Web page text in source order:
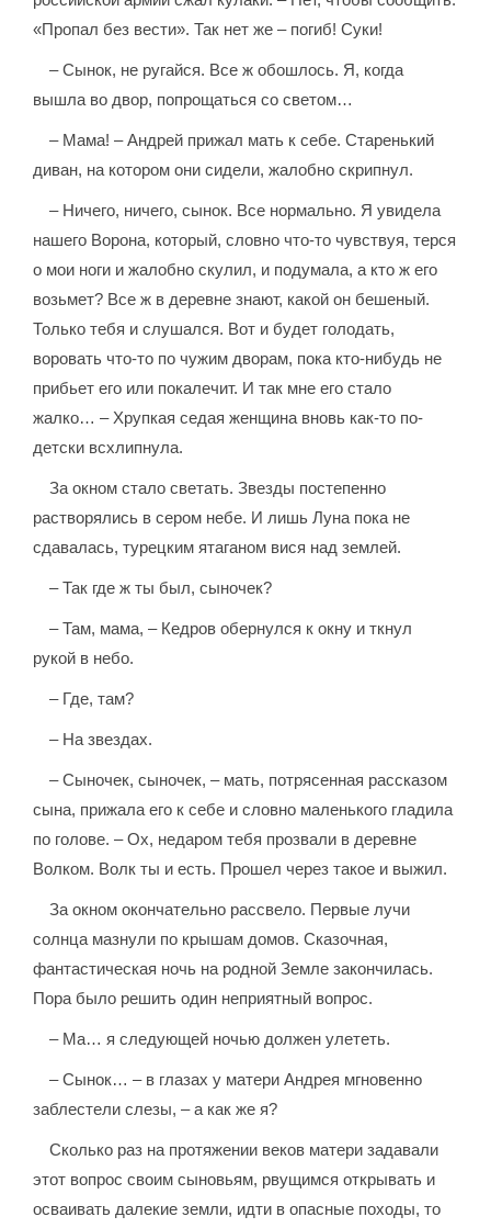
«Пропал без вести». Так нет же – погиб! Суки!
– Сынок, не ругайся. Все ж обошлось. Я, когда
вышла во двор, попрощаться со светом…
– Мама! – Андрей прижал мать к себе. Старенький
диван, на котором они сидели, жалобно скрипнул.
– Ничего, ничего, сынок. Все нормально. Я увидела
нашего Ворона, который, словно что-то чувствуя, терся
о мои ноги и жалобно скулил, и подумала, а кто ж его
возьмет? Все ж в деревне знают, какой он бешеный.
Только тебя и слушался. Вот и будет голодать,
воровать что-то по чужим дворам, пока кто-нибудь не
прибьет его или покалечит. И так мне его стало
жалко… – Хрупкая седая женщина вновь как-то по-
детски всхлипнула.
За окном стало светать. Звезды постепенно
растворялись в сером небе. И лишь Луна пока не
сдавалась, турецким ятаганом вися над землей.
– Так где ж ты был, сыночек?
– Там, мама, – Кедров обернулся к окну и ткнул
рукой в небо.
– Где, там?
– На звездах.
– Сыночек, сыночек, – мать, потрясенная рассказом
сына, прижала его к себе и словно маленького гладила
по голове. – Ох, недаром тебя прозвали в деревне
Волком. Волк ты и есть. Прошел через такое и выжил.
За окном окончательно рассвело. Первые лучи
солнца мазнули по крышам домов. Сказочная,
фантастическая ночь на родной Земле закончилась.
Пора было решить один неприятный вопрос.
– Ма… я следующей ночью должен улететь.
– Сынок… – в глазах у матери Андрея мгновенно
заблестели слезы, – а как же я?
Сколько раз на протяжении веков матери задавали
этот вопрос своим сыновьям, рвущимся открывать и
осваивать далекие земли, идти в опасные походы, то